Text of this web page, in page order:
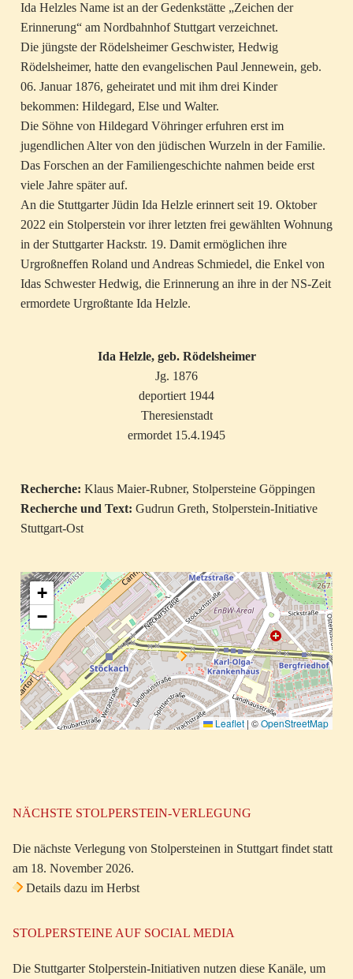
Ida Helzles Name ist an der Gedenkstätte „Zeichen der
Erinnerung“ am Nordbahnhof Stuttgart verzeichnet.
Die jüngste der Rödelsheimer Geschwister, Hedwig
Rödelsheimer, hatte den evangelischen Paul Jennewein, geb.
06. Januar 1876, geheiratet und mit ihm drei Kinder
bekommen: Hildegard, Else und Walter.
Die Söhne von Hildegard Vöhringer erfuhren erst im
jugendlichen Alter von den jüdischen Wurzeln in der Familie.
Das Forschen an der Familiengeschichte nahmen beide erst
viele Jahre später auf.
An die Stuttgarter Jüdin Ida Helzle erinnert seit 19. Oktober
2022 ein Stolperstein vor ihrer letzten frei gewählten Wohnung
in der Stuttgarter Hackstr. 19. Damit ermöglichen ihre
Urgroßneffen Roland und Andreas Schmiedel, die Enkel von
Idas Schwester Hedwig, die Erinnerung an ihre in der NS-Zeit
ermordete Urgroßtante Ida Helzle.
Ida Helzle, geb. Rödelsheimer
Jg. 1876
deportiert 1944
Theresienstadt
ermordet 15.4.1945
Recherche: Klaus Maier-Rubner, Stolpersteine Göppingen
Recherche und Text: Gudrun Greth, Stolperstein-Initiative
Stuttgart-Ost
+
−
Leaflet |©OpenStreetMap
NÄCHSTE STOLPERSTEIN-VERLEGUNG
Die nächste Verlegung von Stolpersteinen in Stuttgart findet statt
am 18. November 2026.
Details dazu im Herbst
STOLPERSTEINE AUF SOCIAL MEDIA
Die Stuttgarter Stolperstein-Initiativen nutzen diese Kanäle, um